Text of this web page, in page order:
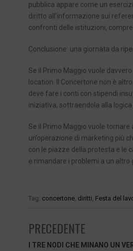
pubblica appare come un
diritto all’informazione sui
confronti delle istituzioni,
Conclusione: una giornata da
Se il Primo Maggio vuole
location. Il Concertone non è
deve fare i conti con stipendi
iniziativa, sottraendola alla
Se il Primo Maggio vuole tornare
un’operazione di marketing più
con le piazze della protesta e le
e rimandare i problemi a un altro
Tag: concertone, diritti, Festa del
PRECEDENTE
I TRE NODI CHE MINANO UN